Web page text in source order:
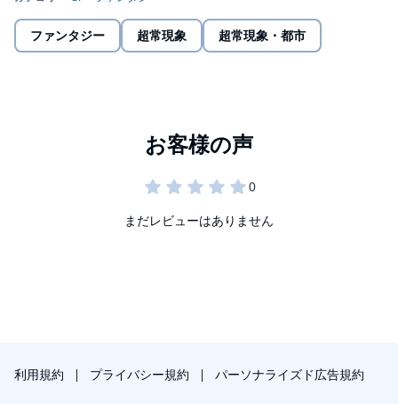
and lie to the men she loves. Her crusade could cost more than
she's willing to pay, but backing down will spell disaster for
©2019 September Stone, LLC (P)2020 Tantor
ファンタジー 超常現象 超常現象・都市
まだレビューはありません
利用規約 プライバシー規約 パーソナライズド広告規約